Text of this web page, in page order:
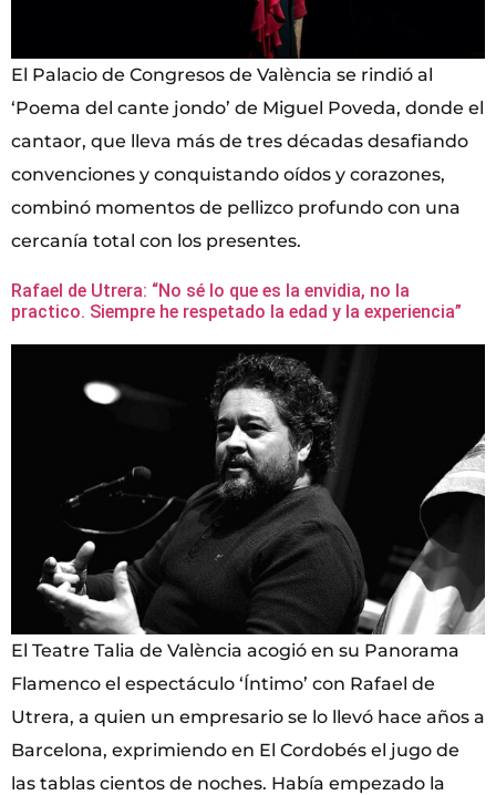
El Palacio de Congresos de València se rindió al
‘Poema del cante jondo’ de Miguel Poveda, donde el
cantaor, que lleva más de tres décadas desafiando
convenciones y conquistando oídos y corazones,
combinó momentos de pellizco profundo con una
cercanía total con los presentes.
Rafael de Utrera: “No sé lo que es la envidia, no la
practico. Siempre he respetado la edad y la experiencia”
El Teatre Talia de València acogió en su Panorama
Flamenco el espectáculo ‘Íntimo’ con Rafael de
Utrera, a quien un empresario se lo llevó hace años a
Barcelona, exprimiendo en El Cordobés el jugo de
las tablas cientos de noches. Había empezado la